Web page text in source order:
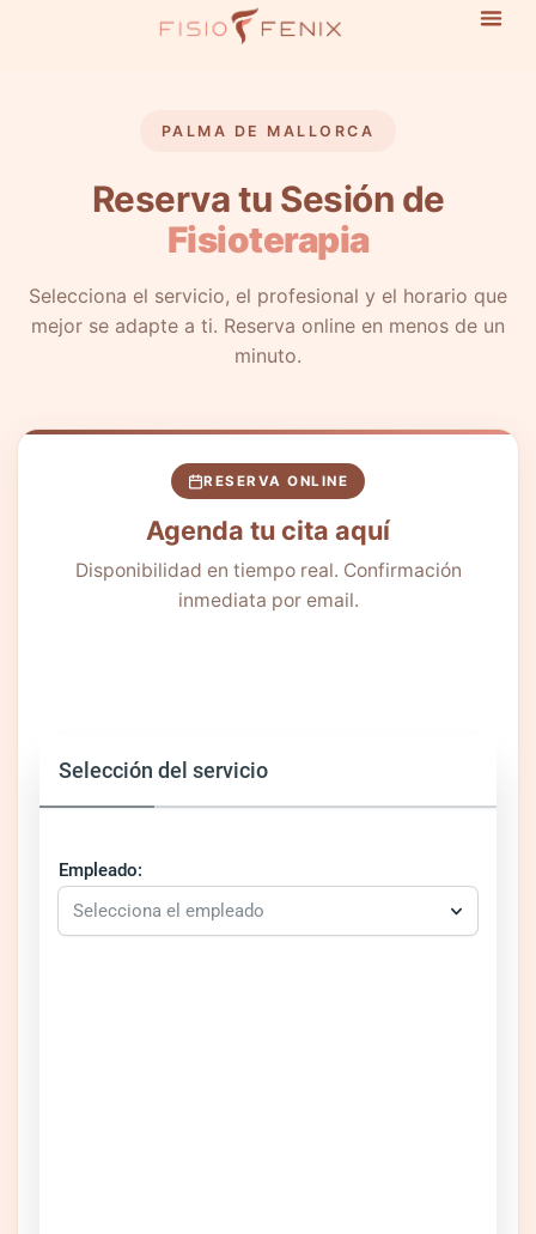
PALMA DE MALLORCA
Reserva tu Sesión de
Fisioterapia
Selecciona el servicio, el profesional y el horario que
mejor se adapte a ti. Reserva online en menos de un
minuto.
RESERVA ONLINE
Agenda tu cita aquí
Disponibilidad en tiempo real. Confirmación
inmediata por email.
Selección del servicio
Empleado:
Selecciona el empleado